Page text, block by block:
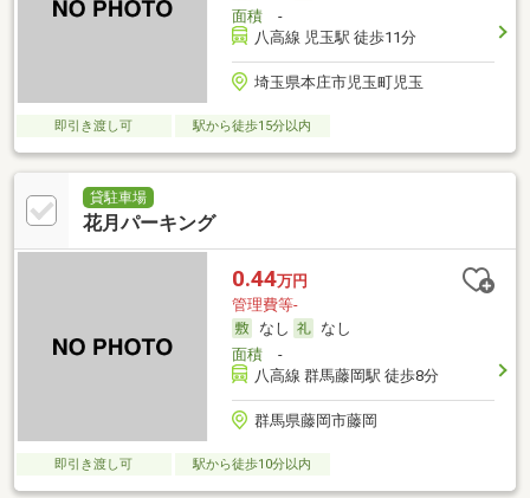
面積-
八高線 児玉駅 徒歩11分
埼玉県本庄市児玉町児玉
即引き渡し可 駅から徒歩15分以内
貸駐車場
花月パーキング
0.44万円
管理費等-
なし
なし
面積-
八高線 群馬藤岡駅 徒歩8分
群馬県藤岡市藤岡
即引き渡し可 駅から徒歩10分以内